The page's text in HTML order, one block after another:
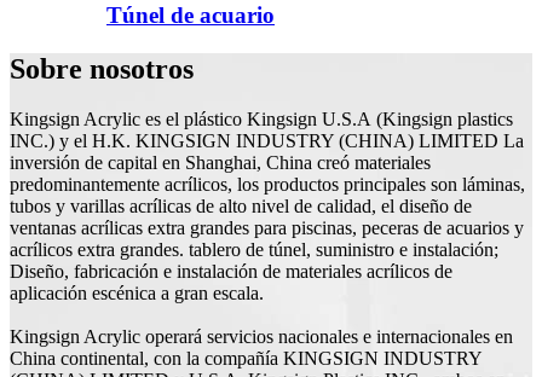
Túnel de acuario
Sobre nosotros
Kingsign Acrylic es el plástico Kingsign U.S.A (Kingsign plastics
INC.) y el H.K. KINGSIGN INDUSTRY (CHINA) LIMITED La
inversión de capital en Shanghai, China creó materiales
predominantemente acrílicos, los productos principales son láminas,
tubos y varillas acrílicas de alto nivel de calidad, el diseño de
ventanas acrílicas extra grandes para piscinas, peceras de acuarios y
acrílicos extra grandes. tablero de túnel, suministro e instalación;
Diseño, fabricación e instalación de materiales acrílicos de
aplicación escénica a gran escala.
Kingsign Acrylic operará servicios nacionales e internacionales en
China continental, con la compañía KINGSIGN INDUSTRY